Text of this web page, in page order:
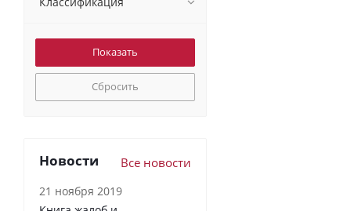
Сбросить
Новости Все новости
21 ноября 2019